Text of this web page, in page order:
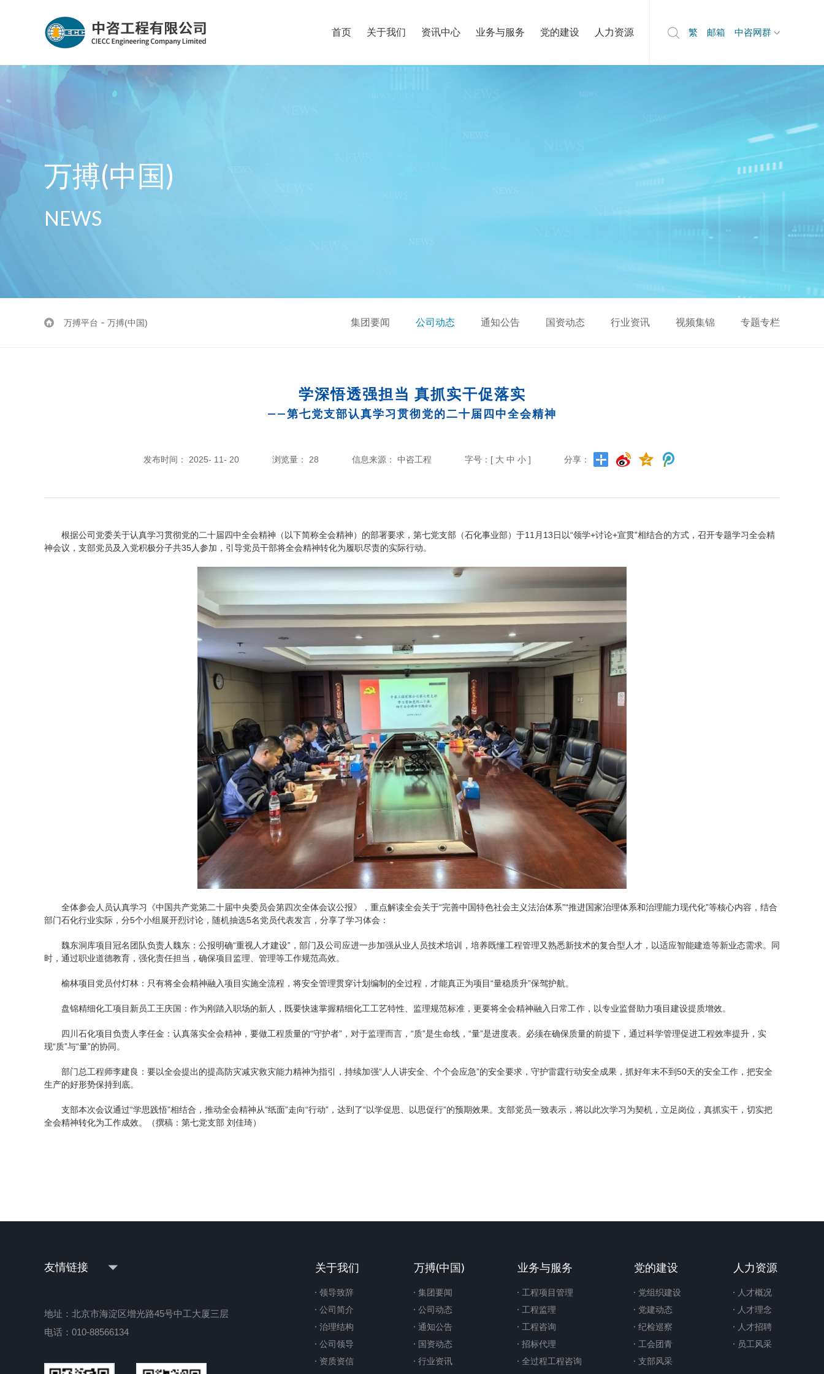
首页 关于我们 资讯中心 业务与服务 党的建设 人力资源 繁 邮箱 中咨网群
万搏(中国)
NEWS
万搏平台 万搏(中国) 集团要闻 公司动态 通知公告 国资动态 行业资讯 视频集锦 专题专栏
学深悟透强担当 真抓实干促落实
——第七党支部认真学习贯彻党的二十届四中全会精神
发布时间： 2025- 11- 20 浏览量： 28 信息来源： 中咨工程 字号：[ 大 中 小 ] 分享：
根据公司党委关于认真学习贯彻党的二十届四中全会精神（以下简称全会精神）的部署要求，第七党支部（石化事业部）于11月13日以“领学+讨论+宣贯”相结合的方式，召开专题学习全会精
神会议，支部党员及入党积极分子共35人参加，引导党员干部将全会精神转化为履职尽责的实际行动。
全体参会人员认真学习《中国共产党第二十届中央委员会第四次全体会议公报》，重点解读全会关于“完善中国特色社会主义法治体系”“推进国家治理体系和治理能力现代化”等核心内容，结合
部门石化行业实际，分5个小组展开烈讨论，随机抽选5名党员代表发言，分享了学习体会：
魏东洞库项目冠名团队负责人魏东：公报明确“重视人才建设”，部门及公司应进一步加强从业人员技术培训，培养既懂工程管理又熟悉新技术的复合型人才，以适应智能建造等新业态需求。同
时，通过职业道德教育，强化责任担当，确保项目监理、管理等工作规范高效。
榆林项目党员付灯林：只有将全会精神融入项目实施全流程，将安全管理贯穿计划编制的全过程，才能真正为项目“量稳质升”保驾护航。
盘锦精细化工项目新员工王庆国：作为刚踏入职场的新人，既要快速掌握精细化工工艺特性、监理规范标准，更要将全会精神融入日常工作，以专业监督助力项目建设提质增效。
四川石化项目负责人李任金：认真落实全会精神，要做工程质量的“守护者”，对于监理而言，“质”是生命线，“量”是进度表。必须在确保质量的前提下，通过科学管理促进工程效率提升，实
现“质”与“量”的协同。
部门总工程师李建良：要以全会提出的提高防灾减灾救灾能力精神为指引，持续加强“人人讲安全、个个会应急”的安全要求，守护雷霆行动安全成果，抓好年末不到50天的安全工作，把安全
生产的好形势保持到底。
支部本次会议通过“学思践悟”相结合，推动全会精神从“纸面”走向“行动”，达到了“以学促思、以思促行”的预期效果。支部党员一致表示，将以此次学习为契机，立足岗位，真抓实干，切实把
全会精神转化为工作成效。（撰稿：第七党支部 刘佳琦）
友情链接
地址：北京市海淀区增光路45号中工大厦三层
电话：010-88566134
关于我们
领导致辞
公司简介
治理结构
公司领导
资质资信
万搏(中国)
集团要闻
公司动态
通知公告
国资动态
行业资讯
业务与服务
工程项目管理
工程监理
工程咨询
招标代理
全过程工程咨询
党的建设
党组织建设
党建动态
纪检巡察
工会团青
支部风采
人力资源
人才概况
人才理念
人才招聘
员工风采